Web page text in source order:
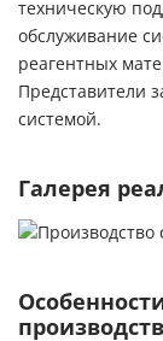
техническую
обслуживание
реагентных
Представители
системой.
Галерея